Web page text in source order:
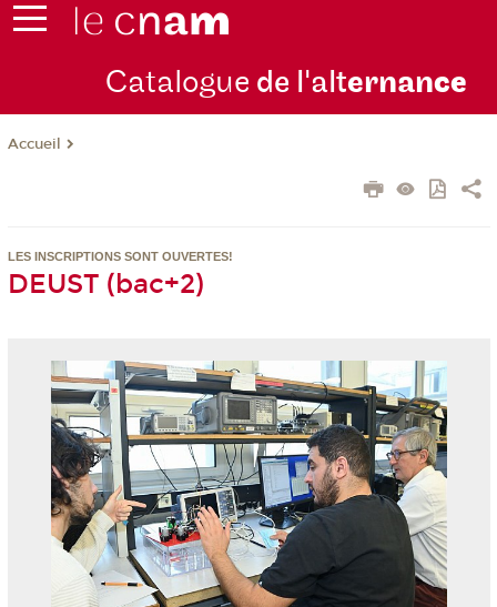
Catalogue de l'alternance
Accueil
LES INSCRIPTIONS SONT OUVERTES!
DEUST (bac+2)